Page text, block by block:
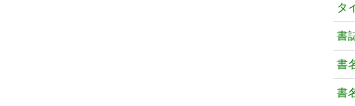
タ
書
書
書